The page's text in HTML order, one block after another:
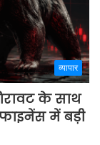
व्यापार
के साथ
में बड़ी